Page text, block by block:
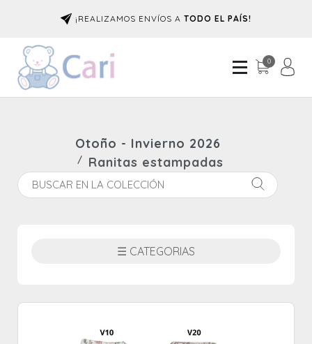
¡REALIZAMOS ENVÍOS A TODO EL PAÍS!
0
Otoño - Invierno 2026
Ranitas estampadas
☰ CATEGORIAS